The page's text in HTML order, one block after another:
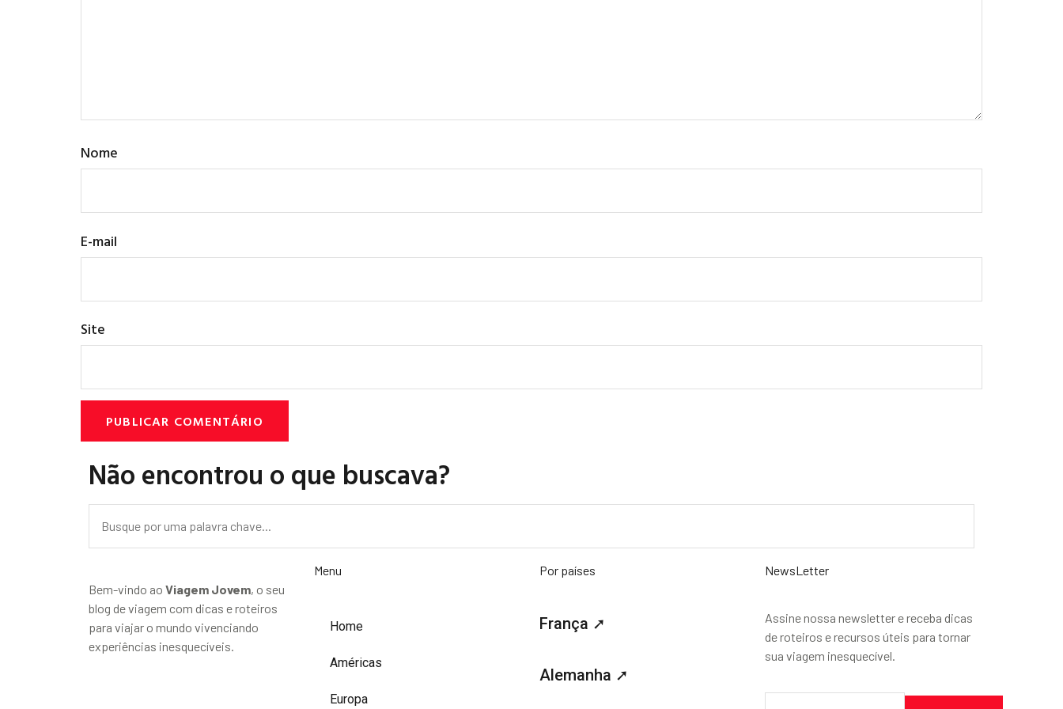
Nome
E-mail
Site
Não encontrou o que buscava?
Bem-vindo ao Viagem Jovem, o seu
blog de viagem com dicas e roteiros
para viajar o mundo vivenciando
experiências inesquecíveis.
Menu
Home
Américas
Europa
Por países
França ➚
Alemanha ➚
NewsLetter
Assine nossa newsletter e receba dicas
de roteiros e recursos úteis para tornar
sua viagem inesquecível.